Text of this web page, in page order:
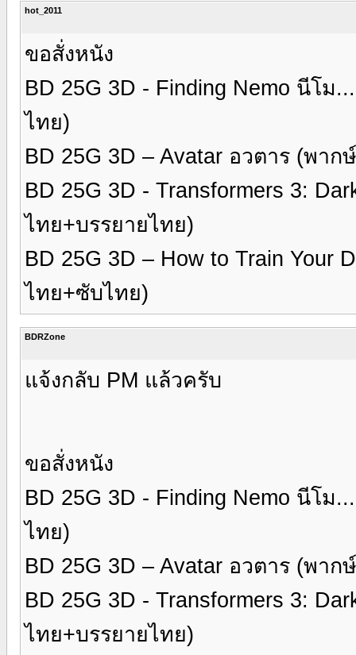
hot_2011
ขอสั่งหนัง
BD 25G 3D - Finding Nemo นีโม
ไทย)
BD 25G 3D – Avatar อวตาร (พาก
BD 25G 3D - Transformers 3:
ไทย+บรรยายไทย)
BD 25G 3D – How to Train Your
ไทย+ซับไทย)
BDRZone
แจ้งกลับ PM แล้วครับ
ขอสั่งหนัง
BD 25G 3D - Finding Nemo นีโม
ไทย)
BD 25G 3D – Avatar อวตาร (พาก
BD 25G 3D - Transformers 3:
ไทย+บรรยายไทย)